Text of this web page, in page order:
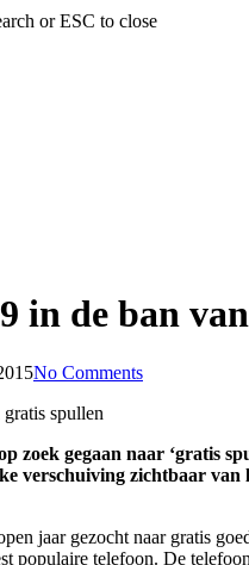
or ESC to close
in de ban
No Comments
spullen
zoek gegaan naar ‘gratis
verschuiving zichtbaar van
jaar gezocht naar gratis
populaire telefoon. De